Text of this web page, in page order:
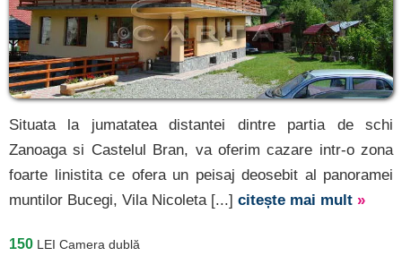
Situata la jumatatea distantei dintre partia de schi
Zanoaga si Castelul Bran, va oferim cazare intr-o zona
foarte linistita ce ofera un peisaj deosebit al panoramei
muntilor Bucegi, Vila Nicoleta [...] citește mai mult »
150 LEI Camera dublă